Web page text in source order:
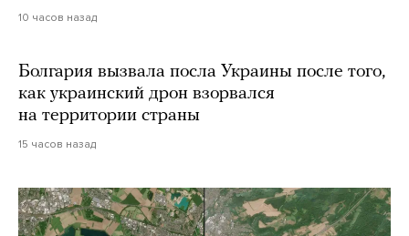
10 часов назад
Болгария вызвала посла Украины после того,
как украинский дрон взорвался
на территории страны
15 часов назад